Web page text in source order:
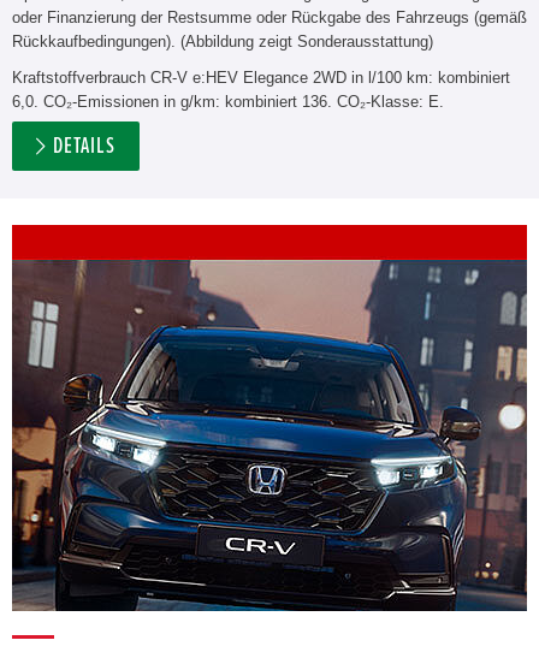
oder Finanzierung der Restsumme oder Rückgabe des Fahrzeugs (gemäß
Rückkaufbedingungen). (Abbildung zeigt Sonderausstattung)
Kraftstoffverbrauch CR-V e:HEV Elegance 2WD in l/100 km: kombiniert
6,0. CO₂-Emissionen in g/km: kombiniert 136. CO₂-Klasse: E.
DETAILS